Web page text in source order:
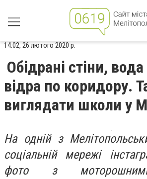
14:02, 26 лютого 2020 р.
Обідрані стіни, вода
відра по коридору.
виглядати школи у
На одній з
соціальній мережі
фото з